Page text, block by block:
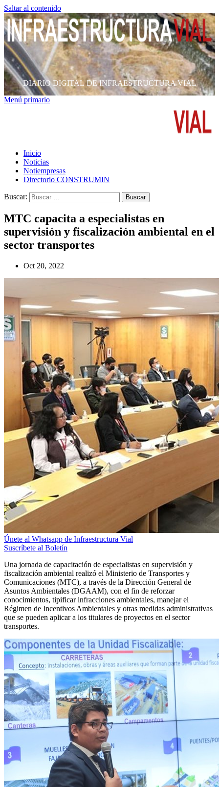
Saltar al contenido
DIARIO DIGITAL DE INFRAESTRUCTURA VIAL
Menú primario
Inicio
Noticias
Notiempresas
Directorio CONSTRUMIN
Buscar:
MTC capacita a especialistas en
supervisión y fiscalización ambiental en el
sector transportes
Oct 20, 2022
Únete al Whatsapp de Infraestructura Vial
Suscríbete al Boletín
Una jornada de capacitación de especialistas en supervisión y
fiscalización ambiental realizó el Ministerio de Transportes y
Comunicaciones (MTC), a través de la Dirección General de
Asuntos Ambientales (DGAAM), con el fin de reforzar
conocimientos, tipificar infracciones ambientales, manejar el
Régimen de Incentivos Ambientales y otras medidas administrativas
que se pueden aplicar a los titulares de proyectos en el sector
transportes.